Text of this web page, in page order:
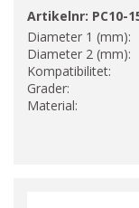
Artikelnr: PC10-
Diameter 1 (mm):
Diameter 2 (mm):
Kompatibilitet:
Grader:
Material: